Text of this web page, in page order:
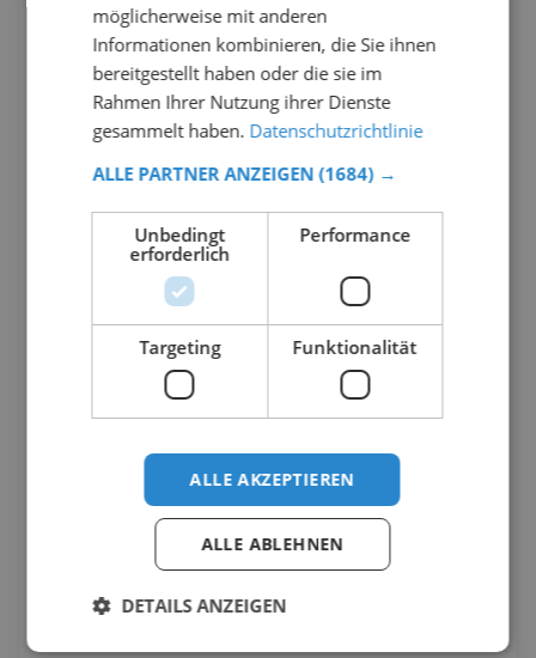
möglicherweise mit anderen
Informationen kombinieren, die Sie ihnen
bereitgestellt haben oder die sie im
Rahmen Ihrer Nutzung ihrer Dienste
gesammelt haben. Datenschutzrichtlinie
ALLE PARTNER ANZEIGEN (1684) →
Unbedingt
erforderlich
Performance
Targeting Funktionalität
ALLE AKZEPTIEREN
ALLE ABLEHNEN
DETAILS ANZEIGEN